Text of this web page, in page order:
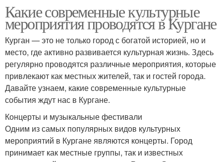
Какие современные культурные
мероприятия проводятся в Кургане
Курган — это не только город с богатой историей, но и
место, где активно развивается культурная жизнь. Здесь
регулярно проводятся различные мероприятия, которые
привлекают как местных жителей, так и гостей города.
Давайте узнаем, какие современные культурные
события ждут нас в Кургане.
Концерты и музыкальные фестивали
Одним из самых популярных видов культурных
мероприятий в Кургане являются концерты. Город
принимает как местные группы, так и известных